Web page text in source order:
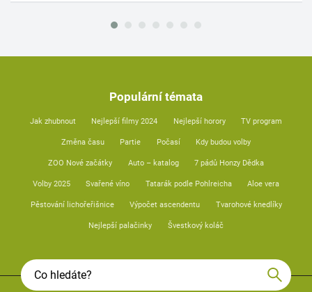
Populární témata
Jak zhubnout Nejlepší filmy 2024 Nejlepší horory TV program
Změna času Partie Počasí Kdy budou volby
ZOO Nové začátky Auto – katalog 7 pádů Honzy Dědka
Volby 2025 Svařené víno Tatarák podle Pohlreicha Aloe vera
Pěstování lichořeřišnice Výpočet ascendentu Tvarohové knedlíky
Nejlepší palačinky Švestkový koláč